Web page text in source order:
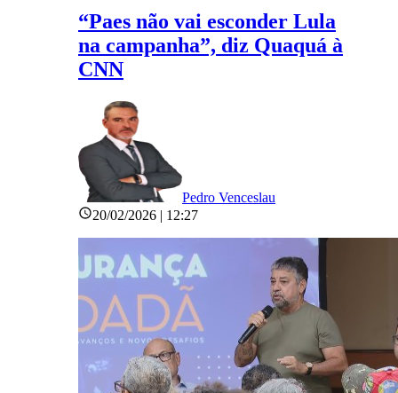
“Paes não vai esconder Lula
na campanha”, diz Quaquá à
CNN
Pedro Venceslau
20/02/2026 | 12:27